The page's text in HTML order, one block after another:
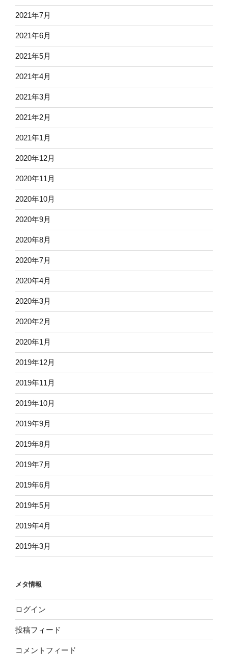
2021年7月
2021年6月
2021年5月
2021年4月
2021年3月
2021年2月
2021年1月
2020年12月
2020年11月
2020年10月
2020年9月
2020年8月
2020年7月
2020年4月
2020年3月
2020年2月
2020年1月
2019年12月
2019年11月
2019年10月
2019年9月
2019年8月
2019年7月
2019年6月
2019年5月
2019年4月
2019年3月
メタ情報
ログイン
投稿フィード
コメントフィード